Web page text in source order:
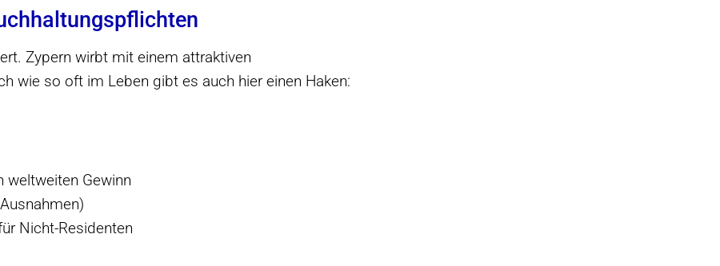
Zypern wirbt mit einem attraktiven
wie so oft im Leben gibt es auch hier einen Haken:
weltweiten Gewinn
Nicht-Residenten